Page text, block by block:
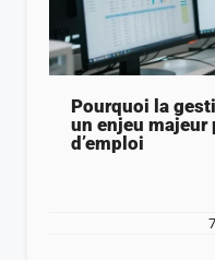
Pourquoi la
un enjeu majeur
d’emploi